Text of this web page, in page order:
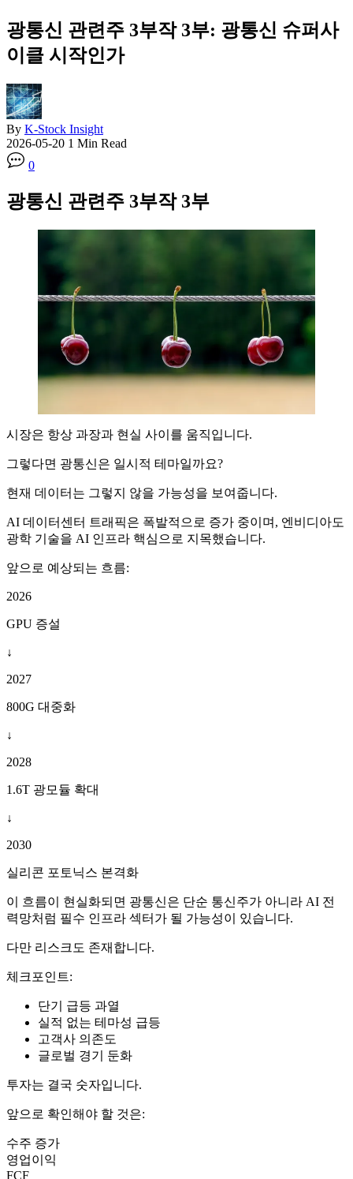
광통신 관련주 3부작 3부: 광통신 슈퍼사
이클 시작인가
By K-Stock Insight
2026-05-20 1 Min Read
0
광통신 관련주 3부작 3부
시장은 항상 과장과 현실 사이를 움직입니다.
그렇다면 광통신은 일시적 테마일까요?
현재 데이터는 그렇지 않을 가능성을 보여줍니다.
AI 데이터센터 트래픽은 폭발적으로 증가 중이며, 엔비디아도
광학 기술을 AI 인프라 핵심으로 지목했습니다.
앞으로 예상되는 흐름:
2026
GPU 증설
↓
2027
800G 대중화
↓
2028
1.6T 광모듈 확대
↓
2030
실리콘 포토닉스 본격화
이 흐름이 현실화되면 광통신은 단순 통신주가 아니라 AI 전
력망처럼 필수 인프라 섹터가 될 가능성이 있습니다.
다만 리스크도 존재합니다.
체크포인트:
단기 급등 과열
실적 없는 테마성 급등
고객사 의존도
글로벌 경기 둔화
투자는 결국 숫자입니다.
앞으로 확인해야 할 것은:
수주 증가
영업이익
FCF